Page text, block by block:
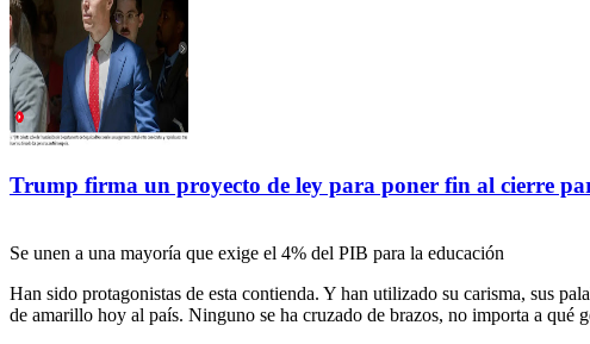
Trump firma un proyecto de ley para poner fin al cierre
Se unen a una mayoría que exige el 4% del PIB para la educación
Han sido protagonistas de esta contienda. Y han utilizado su carisma, sus
de amarillo hoy al país. Ninguno se ha cruzado de brazos, no importa a qué